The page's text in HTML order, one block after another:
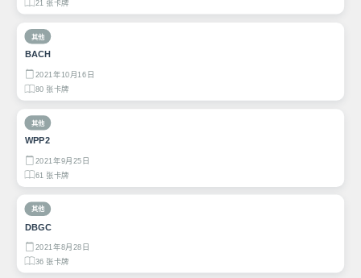
21 张卡牌
其他
BACH
2021年10月16日
80 张卡牌
其他
WPP2
2021年9月25日
61 张卡牌
其他
DBGC
2021年8月28日
36 张卡牌